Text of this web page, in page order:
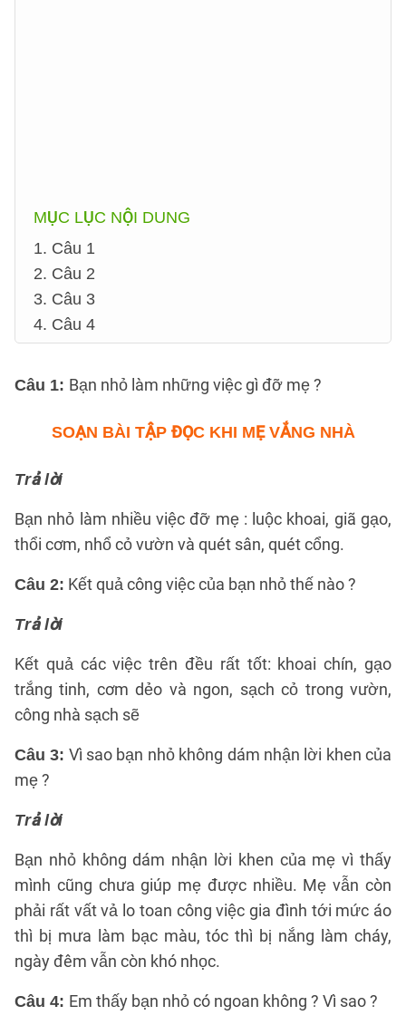
MỤC LỤC NỘI DUNG
1. Câu 1
2. Câu 2
3. Câu 3
4. Câu 4
Câu 1: Bạn nhỏ làm những việc gì đỡ mẹ ?
SOẠN BÀI TẬP ĐỌC KHI MẸ VẮNG NHÀ
Trả lời
Bạn nhỏ làm nhiều việc đỡ mẹ : luộc khoai, giã gạo,
thổi cơm, nhổ cỏ vườn và quét sân, quét cổng.
Câu 2: Kết quả công việc của bạn nhỏ thế nào ?
Trả lời
Kết quả các việc trên đều rất tốt: khoai chín, gạo
trắng tinh, cơm dẻo và ngon, sạch cỏ trong vườn,
công nhà sạch sẽ
Câu 3: Vì sao bạn nhỏ không dám nhận lời khen của
mẹ ?
Trả lời
Bạn nhỏ không dám nhận lời khen của mẹ vì thấy
mình cũng chưa giúp mẹ được nhiều. Mẹ vẫn còn
phải rất vất vả lo toan công việc gia đình tới mức áo
thì bị mưa làm bạc màu, tóc thì bị nắng làm cháy,
ngày đêm vẫn còn khó nhọc.
Câu 4: Em thấy bạn nhỏ có ngoan không ? Vì sao ?